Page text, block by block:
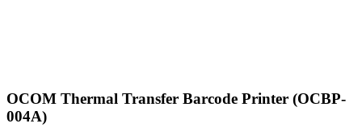
OCOM Thermal Transfer Barcode Printer (OCBP-
004A)